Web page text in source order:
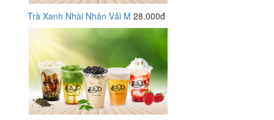
Trà Xanh Nhài Nhân Vải M 28.000đ